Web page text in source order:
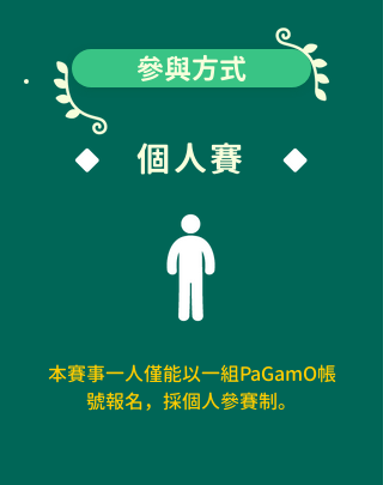
個人賽
本賽事一人僅能以一組PaGamO帳
號報名，採個人參賽制。
參與方式